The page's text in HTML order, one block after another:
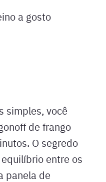
a gosto
simples, você
de frango
O segredo
entre os
panela de